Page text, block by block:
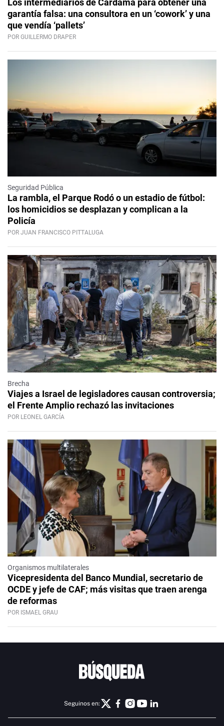
Los intermediarios de Cardama para obtener una
garantía falsa: una consultora en un ‘cowork’ y una
que vendía ‘pallets’
POR GUILLERMO DRAPER
Seguridad Pública
La rambla, el Parque Rodó o un estadio de fútbol:
los homicidios se desplazan y complican a la
Policía
POR JUAN FRANCISCO PITTALUGA
Brecha
Viajes a Israel de legisladores causan controversia;
el Frente Amplio rechazó las invitaciones
POR LEONEL GARCÍA
Organismos multilaterales
Vicepresidenta del Banco Mundial, secretario de
OCDE y jefe de CAF; más visitas que traen arenga
de reformas
POR ISMAEL GRAU
Seguinos en: